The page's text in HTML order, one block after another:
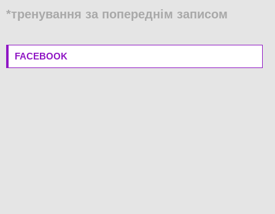
*тренування за попереднім записом
FACEBOOK